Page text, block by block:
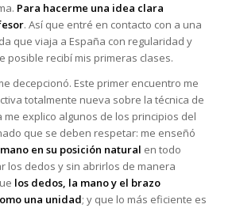
Para hacerme una idea clara
. Así que entré en contacto con a una
que viaja a España con regularidad y
posible recibí mis primeras clases.
decepcionó. Este primer encuentro me
totalmente nueva sobre la técnica de
explico algunos de los principios del
que se deben respetar: me enseñó
en su posición natural en todo
los dedos y sin abrirlos de manera
los dedos, la mano y el brazo
una unidad; y que lo más eficiente es